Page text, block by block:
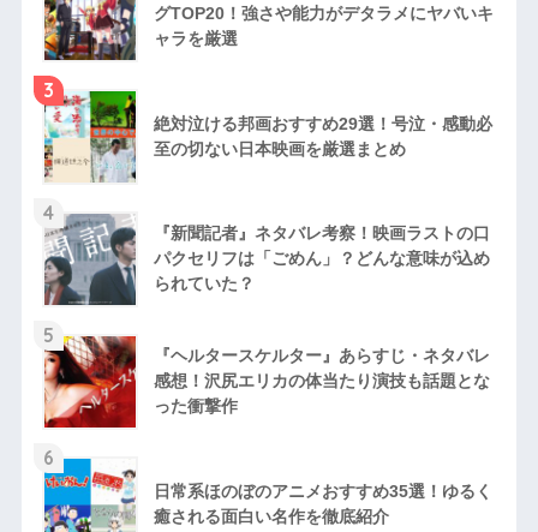
グTOP20！強さや能力がデタラメにヤバいキ
ャラを厳選
3
絶対泣ける邦画おすすめ29選！号泣・感動必
至の切ない日本映画を厳選まとめ
4
『新聞記者』ネタバレ考察！映画ラストの口
パクセリフは「ごめん」？どんな意味が込め
られていた？
5
『ヘルタースケルター』あらすじ・ネタバレ
感想！沢尻エリカの体当たり演技も話題とな
った衝撃作
6
日常系ほのぼのアニメおすすめ35選！ゆるく
癒される面白い名作を徹底紹介